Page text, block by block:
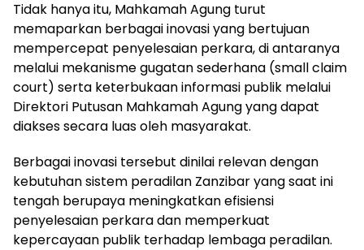
Tidak hanya itu, Mahkamah Agung turut
memaparkan berbagai inovasi yang bertujuan
mempercepat penyelesaian perkara, di antaranya
melalui mekanisme gugatan sederhana (small claim
court) serta keterbukaan informasi publik melalui
Direktori Putusan Mahkamah Agung yang dapat
diakses secara luas oleh masyarakat.
Berbagai inovasi tersebut dinilai relevan dengan
kebutuhan sistem peradilan Zanzibar yang saat ini
tengah berupaya meningkatkan efisiensi
penyelesaian perkara dan memperkuat
kepercayaan publik terhadap lembaga peradilan.